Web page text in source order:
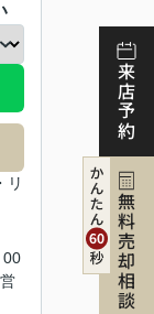
来店予約
無料売却相談
リ